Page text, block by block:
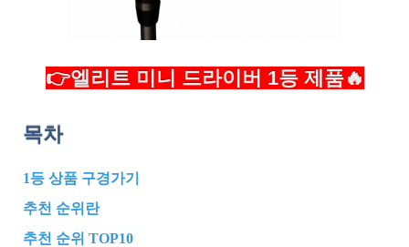
👉엘리트 미니 드라이버 1등 제품🔥
목차
1등 상품 구경가기
추천 순위란
추천 순위 TOP10